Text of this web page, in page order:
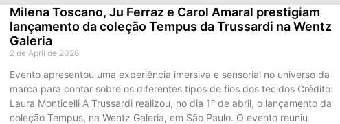
Milena Toscano, Ju Ferraz e Carol Amaral prestigiam
lançamento da coleção Tempus da Trussardi na Wentz
Galeria
2 de April de 2026
Evento apresentou uma experiência imersiva e sensorial no universo da
marca para contar sobre os diferentes tipos de fios dos tecidos Crédito:
Laura Monticelli A Trussardi realizou, no dia 1º de abril, o lançamento da
coleção Tempus, na Wentz Galeria, em São Paulo. O evento reuniu